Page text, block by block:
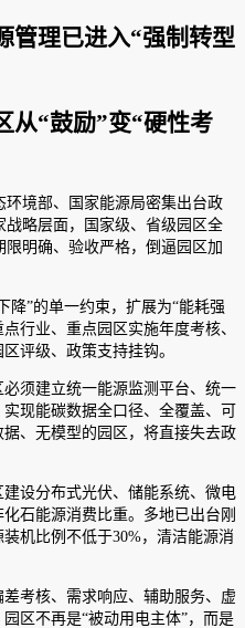
管理已进入“强制转型
从“鼓励”变“硬性考
境部、国家能源局密集出台政
略层面，国家级、省级园区全
明确、验收严格，倒逼园区加
降”的单一约束，扩展为“能耗强
行业、重点园区实施年度考核、
评级、政策支持挂钩。
必须建立统一能源监测平台、统一
现能碳数据全口径、全覆盖、可
、无模型的园区，将直接失去政
建设分布式光伏、储能系统、微电
石能源消费比重。多地已出台刚
机比例不低于30%，清洁能源消
考核、需求响应、辅助服务、虚
区不再是“被动用电主体”，而是